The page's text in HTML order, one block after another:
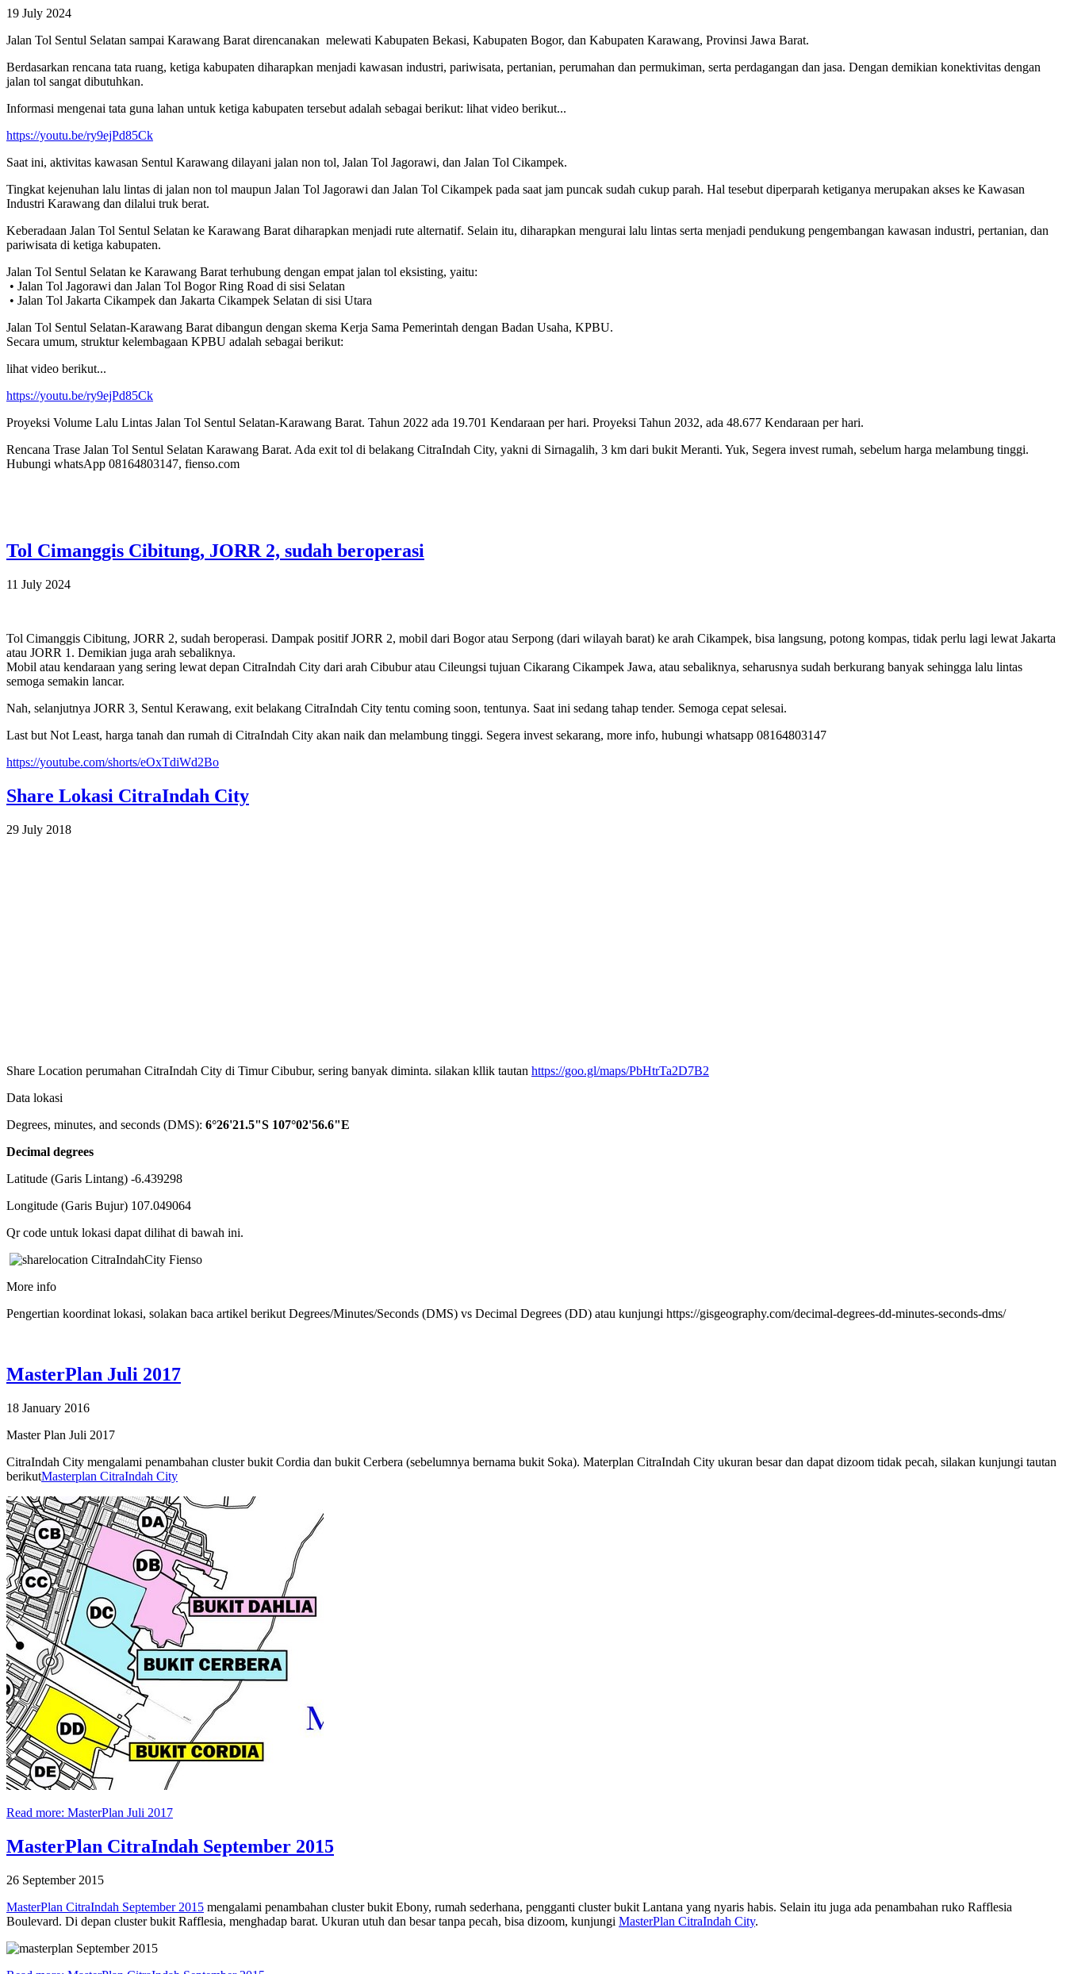
19 July 2024
Jalan Tol Sentul Selatan sampai Karawang Barat direncanakan melewati Kabupaten Bekasi, Kabupaten Bogor, dan Kabupaten Karawang, Provinsi Jawa Barat.
Berdasarkan rencana tata ruang, ketiga kabupaten diharapkan menjadi kawasan industri, pariwisata, pertanian, perumahan dan permukiman, serta perdagangan dan jasa. Dengan demikian konektivitas dengan
jalan tol sangat dibutuhkan.
Informasi mengenai tata guna lahan untuk ketiga kabupaten tersebut adalah sebagai berikut: lihat video berikut...
https://youtu.be/ry9ejPd85Ck
Saat ini, aktivitas kawasan Sentul Karawang dilayani jalan non tol, Jalan Tol Jagorawi, dan Jalan Tol Cikampek.
Tingkat kejenuhan lalu lintas di jalan non tol maupun Jalan Tol Jagorawi dan Jalan Tol Cikampek pada saat jam puncak sudah cukup parah. Hal tesebut diperparah ketiganya merupakan akses ke Kawasan
Industri Karawang dan dilalui truk berat.
Keberadaan Jalan Tol Sentul Selatan ke Karawang Barat diharapkan menjadi rute alternatif. Selain itu, diharapkan mengurai lalu lintas serta menjadi pendukung pengembangan kawasan industri, pertanian, dan
pariwisata di ketiga kabupaten.
Jalan Tol Sentul Selatan ke Karawang Barat terhubung dengan empat jalan tol eksisting, yaitu:
• Jalan Tol Jagorawi dan Jalan Tol Bogor Ring Road di sisi Selatan
• Jalan Tol Jakarta Cikampek dan Jakarta Cikampek Selatan di sisi Utara
Jalan Tol Sentul Selatan-Karawang Barat dibangun dengan skema Kerja Sama Pemerintah dengan Badan Usaha, KPBU.
Secara umum, struktur kelembagaan KPBU adalah sebagai berikut:
lihat video berikut...
https://youtu.be/ry9ejPd85Ck
Proyeksi Volume Lalu Lintas Jalan Tol Sentul Selatan-Karawang Barat. Tahun 2022 ada 19.701 Kendaraan per hari. Proyeksi Tahun 2032, ada 48.677 Kendaraan per hari.
Rencana Trase Jalan Tol Sentul Selatan Karawang Barat. Ada exit tol di belakang CitraIndah City, yakni di Sirnagalih, 3 km dari bukit Meranti. Yuk, Segera invest rumah, sebelum harga melambung tinggi.
Hubungi whatsApp 08164803147, fienso.com
Tol Cimanggis Cibitung, JORR 2, sudah beroperasi
11 July 2024
Tol Cimanggis Cibitung, JORR 2, sudah beroperasi. Dampak positif JORR 2, mobil dari Bogor atau Serpong (dari wilayah barat) ke arah Cikampek, bisa langsung, potong kompas, tidak perlu lagi lewat Jakarta
atau JORR 1. Demikian juga arah sebaliknya.
Mobil atau kendaraan yang sering lewat depan CitraIndah City dari arah Cibubur atau Cileungsi tujuan Cikarang Cikampek Jawa, atau sebaliknya, seharusnya sudah berkurang banyak sehingga lalu lintas
semoga semakin lancar.
Nah, selanjutnya JORR 3, Sentul Kerawang, exit belakang CitraIndah City tentu coming soon, tentunya. Saat ini sedang tahap tender. Semoga cepat selesai.
Last but Not Least, harga tanah dan rumah di CitraIndah City akan naik dan melambung tinggi. Segera invest sekarang, more info, hubungi whatsapp 08164803147
https://youtube.com/shorts/eOxTdiWd2Bo
Share Lokasi CitraIndah City
29 July 2018
Share Location perumahan CitraIndah City di Timur Cibubur, sering banyak diminta. silakan kllik tautan https://goo.gl/maps/PbHtrTa2D7B2
Data lokasi
Degrees, minutes, and seconds (DMS): 6°26'21.5"S 107°02'56.6"E
Decimal degrees
Latitude (Garis Lintang) -6.439298
Longitude (Garis Bujur) 107.049064
Qr code untuk lokasi dapat dilihat di bawah ini.
More info
Pengertian koordinat lokasi, solakan baca artikel berikut Degrees/Minutes/Seconds (DMS) vs Decimal Degrees (DD) atau kunjungi https://gisgeography.com/decimal-degrees-dd-minutes-seconds-dms/
MasterPlan Juli 2017
18 January 2016
Master Plan Juli 2017
CitraIndah City mengalami penambahan cluster bukit Cordia dan bukit Cerbera (sebelumnya bernama bukit Soka). Materplan CitraIndah City ukuran besar dan dapat dizoom tidak pecah, silakan kunjungi tautan
berikutMasterplan CitraIndah City
Read more: MasterPlan Juli 2017
MasterPlan CitraIndah September 2015
26 September 2015
MasterPlan CitraIndah September 2015 mengalami penambahan cluster bukit Ebony, rumah sederhana, pengganti cluster bukit Lantana yang nyaris habis. Selain itu juga ada penambahan ruko Rafflesia
Boulevard. Di depan cluster bukit Rafflesia, menghadap barat. Ukuran utuh dan besar tanpa pecah, bisa dizoom, kunjungi MasterPlan CitraIndah City.